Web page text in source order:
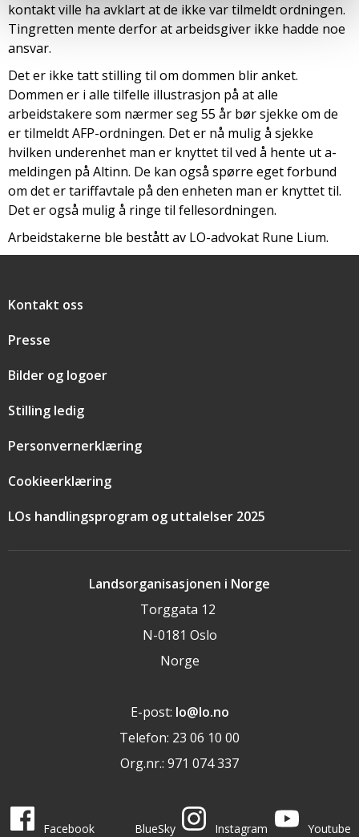
kontakt ville ha avklart at de ikke var tilmeldt ordningen.
Tingretten mente derfor at arbeidsgiver ikke hadde noe
ansvar.
Det er ikke tatt stilling til om dommen blir anket.
Dommen er i alle tilfelle illustrasjon på at alle
arbeidstakere som nærmer seg 55 år bør sjekke om de
er tilmeldt AFP-ordningen. Det er nå mulig å sjekke
hvilken underenhet man er knyttet til ved å hente ut a-
meldingen på Altinn. De kan også spørre eget forbund
om det er tariffavtale på den enheten man er knyttet til.
Det er også mulig å ringe til fellesordningen.
Arbeidstakerne ble bestått av LO-advokat Rune Lium.
Landsorganisasjonen i Norge
Torggata 12
N-0181 Oslo
Norge
E-post: lo@lo.no
Telefon: 23 06 10 00
Org.nr.: 971 074 337
Snarveier
Kontakt oss
Presse
Bilder og logoer
Stilling ledig
Personvernerklæring
Cookieerklæring
LOs handlingsprogram og uttalelser 2025
LO i sosiale medier
Facebook
BlueSky
Instagram
Youtube